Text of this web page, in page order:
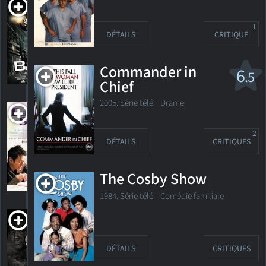
2008. Drame
HORAIRES
DÉTAILSCRITIQUES
Baby Steps
2015. 1h43m Comédie familiale
HORAIRES DÉTAILS CRITIQUES
Bad
Company
2018.
DÉTAILS CRITIQUE
1
6.5
Commander in
Chief
2005. Série télé Drame
DÉTAILS CRITIQUES
2
The Cosby Show
1984. Série télé Comédie familiale
DÉTAILS CRITIQUES